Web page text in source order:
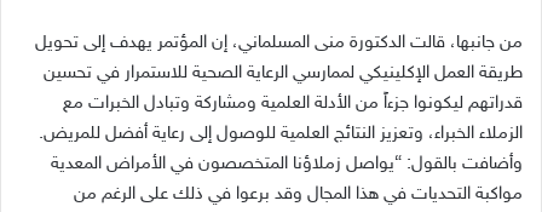
من جانبها، قالت الدكتورة منى المسلماني، إن المؤتمر يهدف إلى تحويل
طريقة العمل الإكلينيكي لممارسي الرعاية الصحية للاستمرار في تحسين
قدراتهم ليكونوا جزءاً من الأدلة العلمية ومشاركة وتبادل الخبرات مع
الزملاء الخبراء، وتعزيز النتائج العلمية للوصول إلى رعاية أفضل للمريض.
وأضافت بالقول: “يواصل زملاؤنا المتخصصون في الأمراض المعدية
مواكبة التحديات في هذا المجال وقد برعوا في ذلك على الرغم من